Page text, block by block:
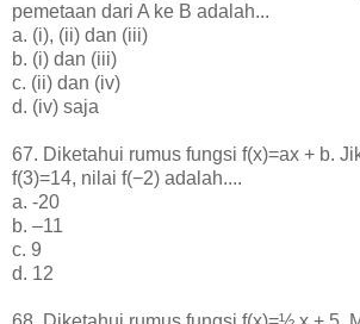
pemetaan dari A ke B adalah...
a. (i), (ii) dan (iii)
b. (i) dan (iii)
c. (ii) dan (iv)
d. (iv) saja
67. Diketahui rumus fungsi f(x)=ax + b.
f(3)=14, nilai f(−2) adalah....
a. -20
b. –11
c. 9
d. 12